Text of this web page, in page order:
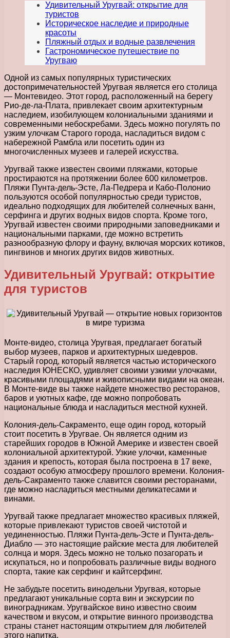
Удивительный Уругвай: открытие для
туристов
Историческое наследие и природные
красоты
Пляжный отдых и водные развлечения
Гастрономическое путешествие по
Уругваю
Одной из самых популярных туристических
достопримечательностей Уругвая является его столица
— Монтевидео. Этот город, расположенный на берегу
Рио-де-ла-Плата, привлекает своим архитектурным
наследием, изобилующем колониальными зданиями и
современными небоскребами. Здесь можно погулять по
узким улочкам Старого города, насладиться видом с
набережной Рамбла или посетить один из
многочисленных музеев и галерей искусства.
Уругвай также известен своими пляжами, которые
простираются на протяжении более 600 километров.
Пляжи Пунта-дель-Эсте, Ла-Педрера и Кабо-Полонио
пользуются особой популярностью среди туристов,
идеально подходящих для любителей солнечных ванн,
серфинга и других водных видов спорта. Кроме того,
Уругвай известен своими природными заповедниками и
национальными парками, где можно встретить
разнообразную флору и фауну, включая морских котиков,
пингвинов и многих других видов животных.
Удивительный Уругвай: открытие
для туристов
Монте-видео, столица Уругвая, предлагает богатый
выбор музеев, парков и архитектурных шедевров.
Старый город, который является частью исторического
наследия ЮНЕСКО, удивляет своими узкими улочками,
красивыми площадями и живописными видами на океан.
В Монте-виде вы также найдете множество ресторанов,
баров и уютных кафе, где можно попробовать
национальные блюда и насладиться местной кухней.
Колония-дель-Сакраменто, еще один город, который
стоит посетить в Уругвае. Он является одним из
старейших городов в Южной Америке и известен своей
колониальной архитектурой. Узкие улочки, каменные
здания и крепость, которая была построена в 17 веке,
создают особую атмосферу прошлого времени. Колония-
дель-Сакраменто также славится своими ресторанами,
где можно насладиться местными деликатесами и
винами.
Уругвай также предлагает множество красивых пляжей,
которые привлекают туристов своей чистотой и
уединенностью. Пляжи Пунта-дель-Эсте и Пунта-дель-
Диабло — это настоящие райские места для любителей
солнца и моря. Здесь можно не только позагорать и
искупаться, но и попробовать различные виды водного
спорта, такие как серфинг и кайтсерфинг.
Не забудьте посетить винодельни Уругвая, которые
предлагают уникальные сорта вин и экскурсии по
виноградникам. Уругвайское вино известно своим
качеством и вкусом, и открытие винного производства
страны станет настоящим открытием для любителей
этого напитка.